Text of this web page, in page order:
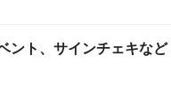
ント、サインチェキなど